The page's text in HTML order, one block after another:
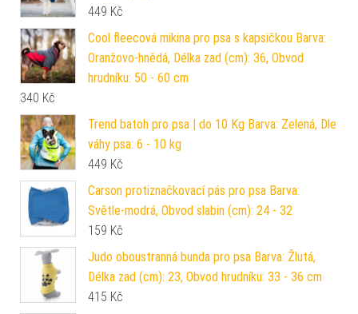
449 Kč
Cool fleecová mikina pro psa s kapsičkou Barva:
Oranžovo-hnědá, Délka zad (cm): 36, Obvod
hrudníku: 50 - 60 cm
340 Kč
Trend batoh pro psa | do 10 Kg Barva: Zelená, Dle
váhy psa: 6 - 10 kg
449 Kč
Carson protiznačkovací pás pro psa Barva:
Světle-modrá, Obvod slabin (cm): 24 - 32
159 Kč
Judo oboustranná bunda pro psa Barva: Žlutá,
Délka zad (cm): 23, Obvod hrudníku: 33 - 36 cm
415 Kč